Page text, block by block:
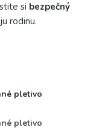
si bezpečný
rodinu.
pletivo
pletivo